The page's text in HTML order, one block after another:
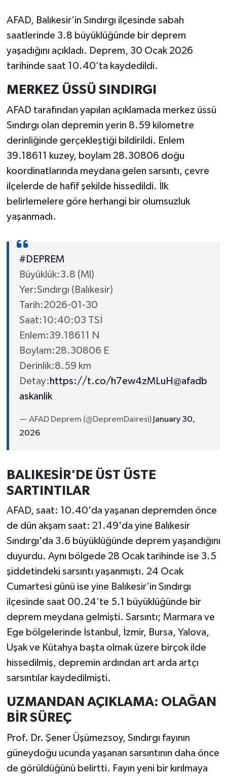
AFAD, Balıkesir’in Sındırgı ilçesinde sabah
saatlerinde 3.8 büyüklüğünde bir deprem
yaşadığını açıkladı. Deprem, 30 Ocak 2026
tarihinde saat 10.40’ta kaydedildi.
MERKEZ ÜSSÜ SINDIRGI
AFAD tarafından yapılan açıklamada merkez üssü
Sındırgı olan depremin yerin 8.59 kilometre
derinliğinde gerçekleştiği bildirildi. Enlem
39.18611 kuzey, boylam 28.30806 doğu
koordinatlarında meydana gelen sarsıntı, çevre
ilçelerde de hafif şekilde hissedildi. İlk
belirlemelere göre herhangi bir olumsuzluk
yaşanmadı.
#DEPREM
Büyüklük:3.8 (Ml)
Yer:Sındırgı (Balıkesir)
Tarih:2026-01-30
Saat:10:40:03 TSİ
Enlem:39.18611 N
Boylam:28.30806 E
Derinlik:8.59 km
Detay: https://t.co/h7ew4zMLuH @afadb
askanlik
— AFAD Deprem (@DepremDairesi) January 30,
2026
BALIKESİR'DE ÜST ÜSTE
SARTINTILAR
AFAD, saat: 10.40'da yaşanan depremden önce
de dün akşam saat: 21.49'da yine Balıkesir
Sındırgı'da 3.6 büyüklüğünde deprem yaşandığını
duyurdu. Aynı bölgede 28 Ocak tarihinde ise 3.5
şiddetindeki sarsıntı yaşanmıştı. 24 Ocak
Cumartesi günü ise yine Balıkesir’in Sındırgı
ilçesinde saat 00.24’te 5.1 büyüklüğünde bir
deprem meydana gelmişti. Sarsıntı; Marmara ve
Ege bölgelerinde İstanbul, İzmir, Bursa, Yalova,
Uşak ve Kütahya başta olmak üzere birçok ilde
hissedilmiş, depremin ardından art arda artçı
sarsıntılar kaydedilmişti.
UZMANDAN AÇIKLAMA: OLAĞAN
BİR SÜREÇ
Prof. Dr. Şener Üşümezsoy, Sındırgı fayının
güneydoğu ucunda yaşanan sarsıntının daha önce
de görüldüğünü belirtti. Fayın yeni bir kırılmaya